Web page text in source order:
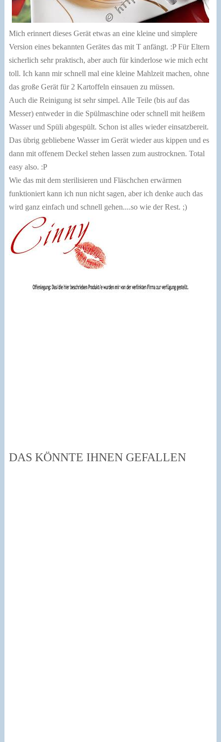
Mich erinnert dieses Gerät etwas an eine kleine und simplere
Version eines bekannten Gerätes das mit T anfängt. :P Für Eltern
sicherlich sehr praktisch, aber auch für kinderlose wie mich echt
toll. Ich kann mir schnell mal eine kleine Mahlzeit machen, ohne
das große Gerät für 2 Kartoffeln einsauen zu müssen.
Auch die Reinigung ist sehr simpel. Alle Teile (bis auf das
Messer) entweder in die Spülmaschine oder schnell mit heißem
Wasser und Spüli abgespült. Schon ist alles wieder einsatzbereit.
Das übrig gebliebene Wasser im Gerät wieder aus kippen und es
dann mit offenem Deckel stehen lassen zum austrocknen. Total
easy also. :P
Wie das mit dem sterilisieren und Fläschchen erwärmen
funktioniert kann ich nun nicht sagen, aber ich denke auch das
wird ganz einfach und schnell gehen....so wie der Rest. ;)
DAS KÖNNTE IHNEN GEFALLEN